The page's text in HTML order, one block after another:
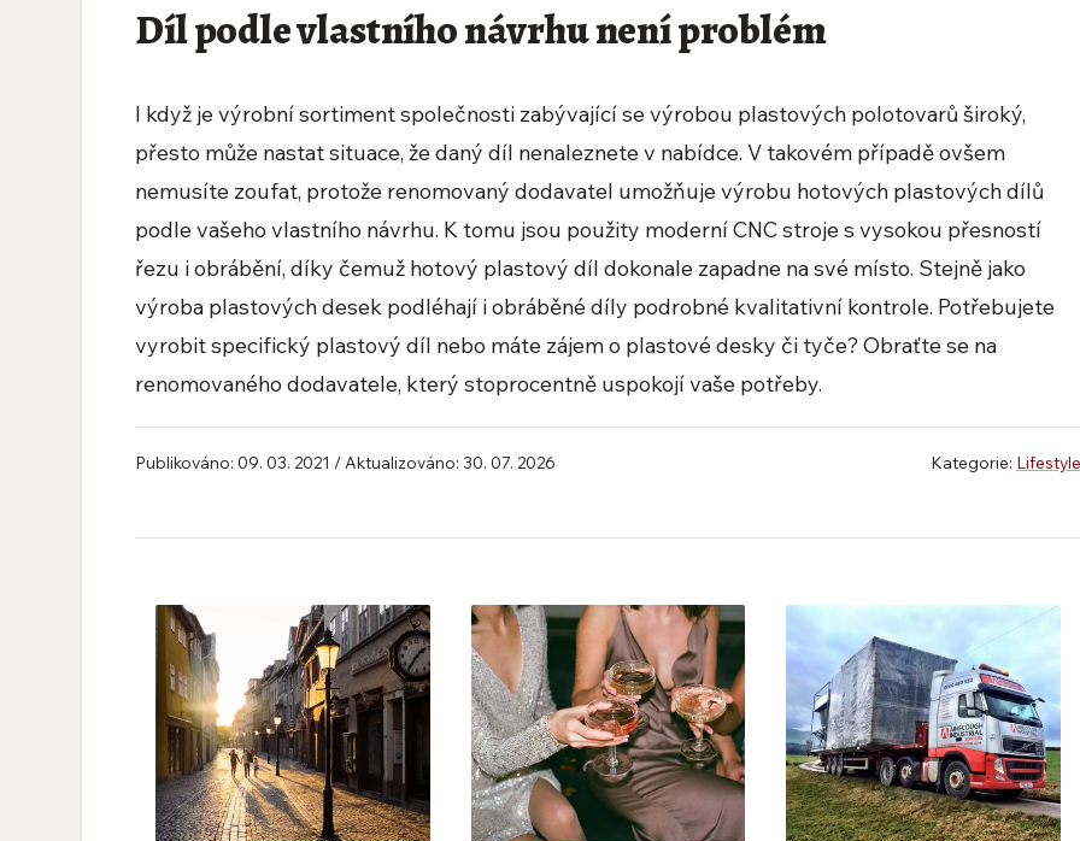
Díl podle vlastního návrhu není problém
I když je výrobní sortiment společnosti zabývající se výrobou plastových polotovarů široký,
přesto může nastat situace, že daný díl nenaleznete v nabídce. V takovém případě ovšem
nemusíte zoufat, protože renomovaný dodavatel umožňuje výrobu hotových plastových dílů
podle vašeho vlastního návrhu. K tomu jsou použity moderní CNC stroje s vysokou přesností
řezu i obrábění, díky čemuž hotový plastový díl dokonale zapadne na své místo. Stejně jako
výroba plastových desek podléhají i obráběné díly podrobné kvalitativní kontrole. Potřebujete
vyrobit specifický plastový díl nebo máte zájem o plastové desky či tyče? Obraťte se na
renomovaného dodavatele, který stoprocentně uspokojí vaše potřeby.
Publikováno: 09. 03. 2021 / Aktualizováno: 30. 07. 2026 Kategorie: Lifestyle